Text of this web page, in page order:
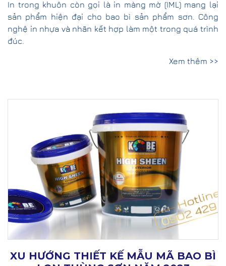
In trong khuôn còn gọi là in màng mờ (IML) mang lại
sản phẩm hiện đại cho bao bì sản phẩm sơn. Công
nghệ in nhựa và nhãn kết hợp làm một trong quá trình
đúc.
Xem thêm >>
XU HƯỚNG THIẾT KẾ MẪU MÃ BAO BÌ